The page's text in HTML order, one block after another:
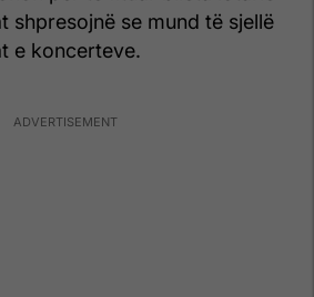
shpresojnë se mund të sjellë
e koncerteve.